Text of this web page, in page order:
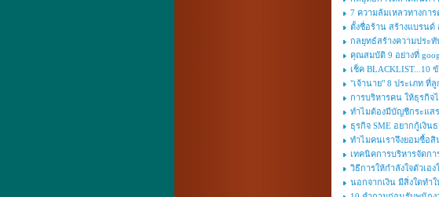
7 ความล้มเหลวทางกา
ตั้งชื่อร้าน สร้างแบรนด์
กลยุทธ์สร้างความประ
คุณสมบัติ 9 อย่างที่
เช็ค BLACKLIST...10
"เจ้านาย" 8 ประเภท ที่
การบริหารคน ให้ธุรกิจ
ทำไมต้องมีบัญชีกระแส
ธุรกิจ SME อยากกู้เงิน
ทำไมคนเราจึงยอมซื้อ
เทคนิคการบริหารจัดกา
วิธีการให้กำลังใจตัวเอ
นอกจากเงิน มีสิ่งใดทำ